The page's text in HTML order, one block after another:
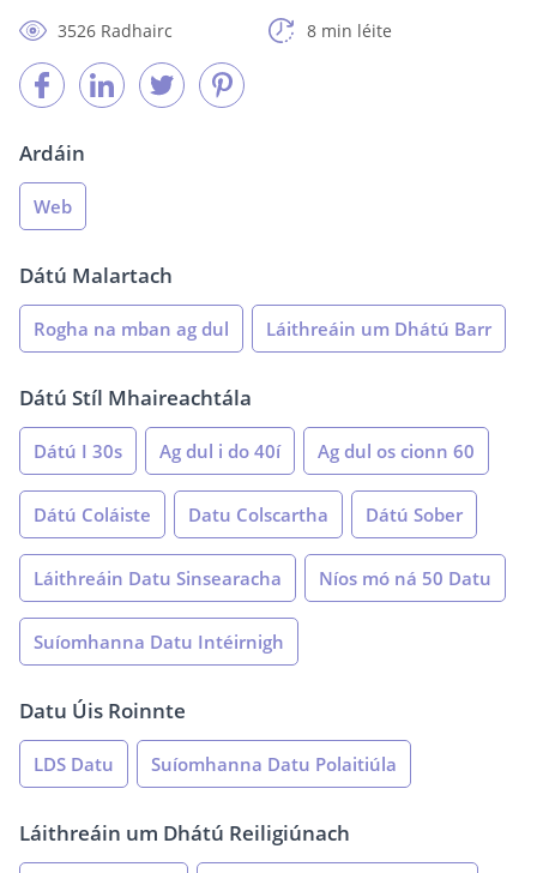
3526 Radhairc
8 min léite
Ardáin
Web
Dátú Malartach
Rogha na mban ag dul Láithreáin um Dhátú Barr
Dátú Stíl Mhaireachtála
Dátú I 30s Ag dul i do 40í Ag dul os cionn 60
Dátú Coláiste Datu Colscartha Dátú Sober
Láithreáin Datu Sinsearacha Níos mó ná 50 Datu
Suíomhanna Datu Intéirnigh
Datu Úis Roinnte
LDS Datu Suíomhanna Datu Polaitiúla
Láithreáin um Dhátú Reiligiúnach